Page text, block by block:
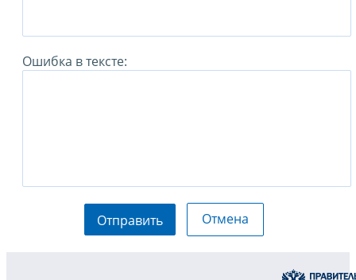
Ошибка в тексте:
Отправить Отмена